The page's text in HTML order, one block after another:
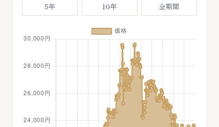
5年 10年 全期間